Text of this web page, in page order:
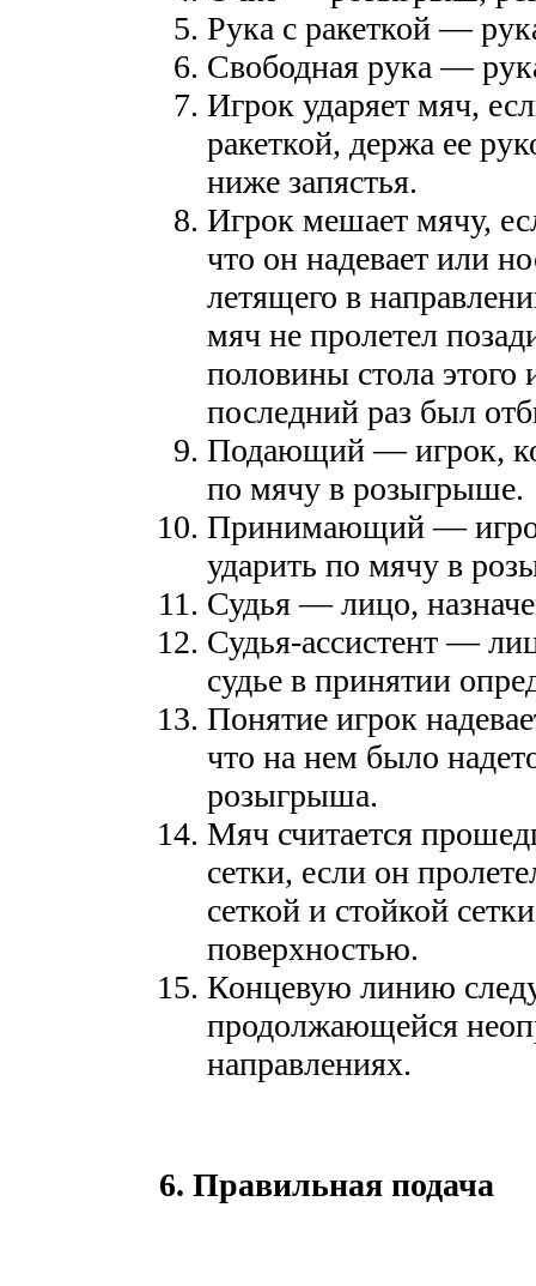
Рука с ракеткой —
Свободная рука —
Игрок ударяет мяч,
ракеткой, держа ее
ниже запястья.
Игрок мешает мячу,
что он надевает или
летящего в
мяч не пролетел
половины стола этого
последний раз был
Подающий — игрок,
по мячу в розыгрыше.
Принимающий —
ударить по мячу в
Судья — лицо,
Судья-ассистент —
судье в принятии
Понятие игрок
что на нем было
розыгрыша.
Мяч считается
сетки, если он
сеткой и стойкой
поверхностью.
Концевую линию
продолжающейся
направлениях.
6. Правильная подача